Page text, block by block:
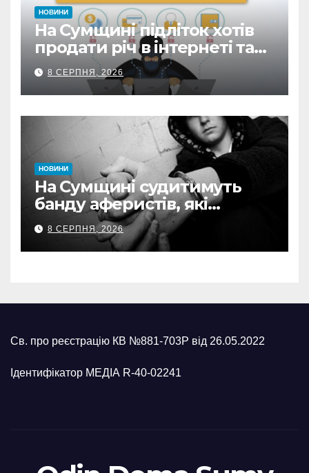
НОВИНИ
На Сумщині підліток хотів
продати річ в інтернеті та
втратив 39,2 тис. грн з
карток матері
8 СЕРПНЯ, 2026
НОВИНИ
На Сумщині судитимуть
банду аферистів, які
виманили у військових
понад 1 млн грн
8 СЕРПНЯ, 2026
Св. про реєстрацію КВ №881-703Р від 26.05.2022
Ідентифікатор МЕДІА R-40-02241